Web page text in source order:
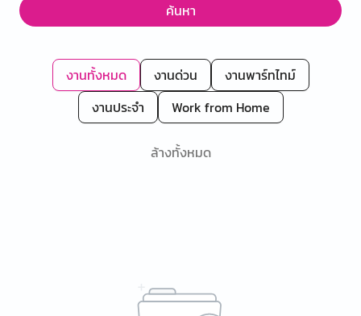
ค้นหา
งานทั้งหมด งานด่วน
งานพาร์ทไทม์
งานประจำ
Work from Home
ล้างทั้งหมด